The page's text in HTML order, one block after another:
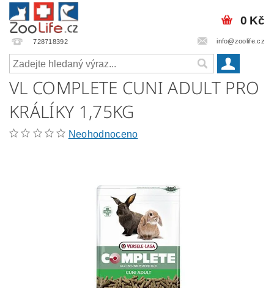
728718392 info@zoolife.cz
0 Kč
VL COMPLETE CUNI ADULT PRO
KRÁLÍKY 1,75KG
Neohodnoceno